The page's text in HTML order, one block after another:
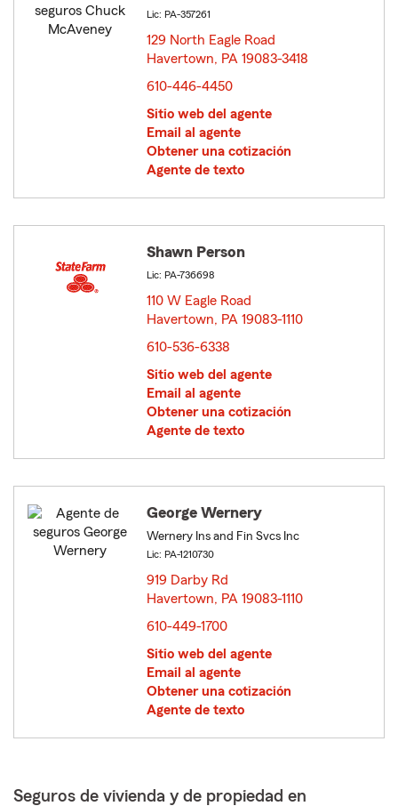
Lic: PA-357261
129 North Eagle Road
Havertown, PA 19083-3418
610-446-4450
Sitio web del agente
Email al agente
Obtener una cotización
Agente de texto
Shawn Person
Lic: PA-736698
110 W Eagle Road
Havertown, PA 19083-1110
610-536-6338
Sitio web del agente
Email al agente
Obtener una cotización
Agente de texto
George Wernery
Wernery Ins and Fin Svcs Inc
Lic: PA-1210730
919 Darby Rd
Havertown, PA 19083-1110
610-449-1700
Sitio web del agente
Email al agente
Obtener una cotización
Agente de texto
Seguros de vivienda y de propiedad en